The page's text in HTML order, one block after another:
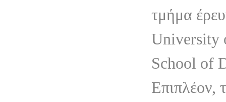
τμήμα
University
School of
Επιπλέον,